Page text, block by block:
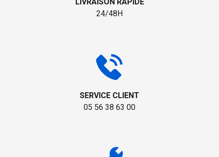
24/48H
SERVICE CLIENT
05 56 38 63 00